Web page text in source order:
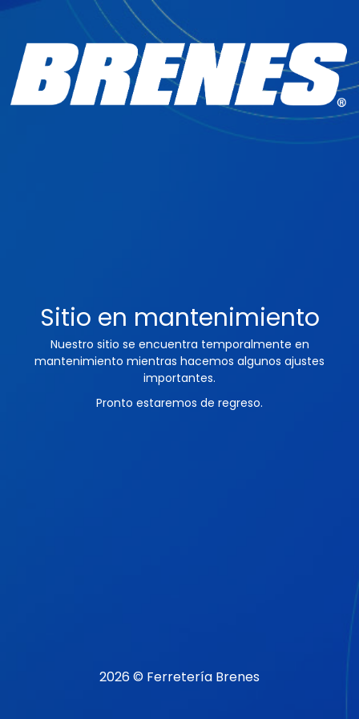
Sitio en mantenimiento
Nuestro sitio se encuentra temporalmente en
mantenimiento mientras hacemos algunos ajustes
importantes.
Pronto estaremos de regreso.
2026 © Ferretería Brenes